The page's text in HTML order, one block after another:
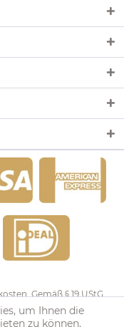
. Gemäß § 19 UStG
um Ihnen die
zu können.